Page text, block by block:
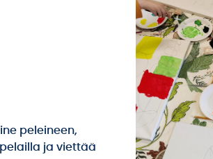
peleineen,
ja viettää